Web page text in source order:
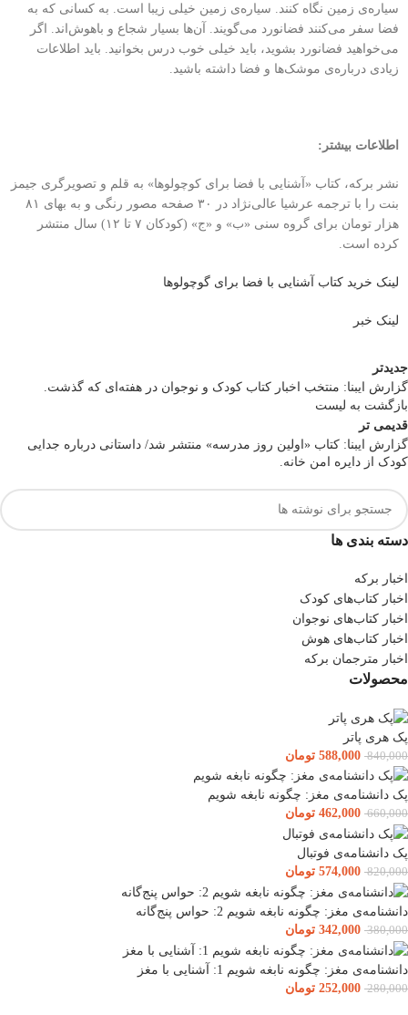
سیاره‌ی زمین نگاه کنند. سیاره‌ی زمین خیلی زیبا است. به کسانی که به
فضا سفر می‌کنند فضانورد می‌گویند. آن‌ها بسیار شجاع و باهوش‌اند. اگر
می‌خواهید فضانورد بشوید، باید خیلی خوب درس بخوانید. باید اطلاعات
زیادی درباره‌ی موشک‌ها و فضا داشته باشید.
اطلاعات بیشتر:
نشر برکه، کتاب «آشنایی با فضا برای کوچولوها» به قلم و تصویرگری جیمز
بنت را با ترجمه عرشیا عالی‌نژاد در ۳۰ صفحه مصور رنگی و به بهای ۸۱
هزار تومان برای گروه سنی «ب» و «ج» (کودکان ۷ تا ۱۲) سال منتشر
کرده است.
لینک خرید کتاب آشنایی با فضا برای گوچولوها
لینک خبر
جدیدتر
گزارش ایبنا: منتخب اخبار کتاب کودک و نوجوان در هفته‌ای که گذشت.
بازگشت به لیست
قدیمی تر
گزارش ایبنا: کتاب «اولین روز مدرسه» منتشر شد/ داستانی درباره جدایی
کودک از دایره امن خانه.
دسته بندی ها
اخبار برکه
اخبار کتاب‌های کودک
اخبار کتاب‌های نوجوان
اخبار کتاب‌های هوش
اخبار مترجمان برکه
محصولات
پک هری پاتر
840,000
588,000 تومان
پک دانشنامه‌ی مغز: چگونه نابغه شویم
660,000
462,000 تومان
پک دانشنامه‌ی فوتبال
820,000
574,000 تومان
دانشنامه‌ی مغز: چگونه نابغه شویم 2: حواس پنج‌گانه
380,000
342,000 تومان
دانشنامه‌ی مغز: چگونه نابغه شویم 1: آشنایی با مغز
280,000
252,000 تومان